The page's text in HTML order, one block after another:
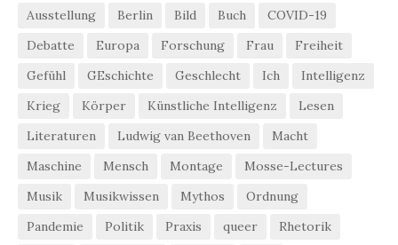
Ausstellung Berlin Bild Buch
COVID-19
Debatte
Europa Forschung Frau
Freiheit
Gefühl
GEschichte Geschlecht Ich
Intelligenz
Krieg
Körper Künstliche Intelligenz
Lesen
Literaturen
Ludwig van Beethoven
Macht
Maschine
Mensch Montage
Mosse-Lectures
Musik
Musikwissen Mythos
Ordnung
Pandemie
Politik Praxis queer
Rhetorik